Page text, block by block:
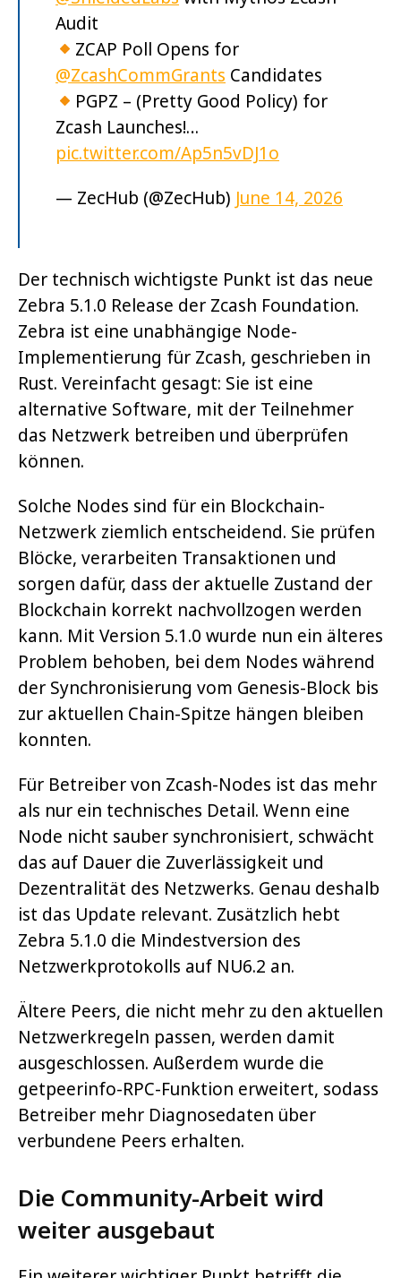
Audit
ZCAP Poll Opens for
@ZcashCommGrants Candidates
PGPZ – (Pretty Good Policy) for
Zcash Launches!…
pic.twitter.com/Ap5n5vDJ1o
— ZecHub (@ZecHub) June 14, 2026
Der technisch wichtigste Punkt ist das neue
Zebra 5.1.0 Release der Zcash Foundation.
Zebra ist eine unabhängige Node-
Implementierung für Zcash, geschrieben in
Rust. Vereinfacht gesagt: Sie ist eine
alternative Software, mit der Teilnehmer
das Netzwerk betreiben und überprüfen
können.
Solche Nodes sind für ein Blockchain-
Netzwerk ziemlich entscheidend. Sie prüfen
Blöcke, verarbeiten Transaktionen und
sorgen dafür, dass der aktuelle Zustand der
Blockchain korrekt nachvollzogen werden
kann. Mit Version 5.1.0 wurde nun ein älteres
Problem behoben, bei dem Nodes während
der Synchronisierung vom Genesis-Block bis
zur aktuellen Chain-Spitze hängen bleiben
konnten.
Für Betreiber von Zcash-Nodes ist das mehr
als nur ein technisches Detail. Wenn eine
Node nicht sauber synchronisiert, schwächt
das auf Dauer die Zuverlässigkeit und
Dezentralität des Netzwerks. Genau deshalb
ist das Update relevant. Zusätzlich hebt
Zebra 5.1.0 die Mindestversion des
Netzwerkprotokolls auf NU6.2 an.
Ältere Peers, die nicht mehr zu den aktuellen
Netzwerkregeln passen, werden damit
ausgeschlossen. Außerdem wurde die
getpeerinfo-RPC-Funktion erweitert, sodass
Betreiber mehr Diagnosedaten über
verbundene Peers erhalten.
Die Community-Arbeit wird
weiter ausgebaut